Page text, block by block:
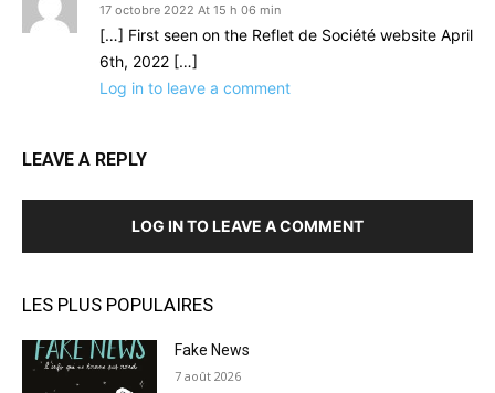
17 octobre 2022 At 15 h 06 min
[…] First seen on the Reflet de Société website April
6th, 2022 […]
Log in to leave a comment
LEAVE A REPLY
LOG IN TO LEAVE A COMMENT
LES PLUS POPULAIRES
Fake News
7 août 2026